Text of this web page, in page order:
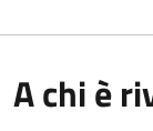
A chi è